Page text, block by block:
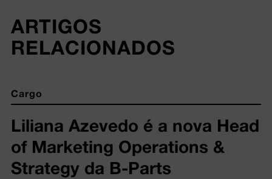
ARTIGOS
RELACIONADOS
Cargo
Liliana Azevedo é a nova Head
of Marketing Operations &
Strategy da B-Parts